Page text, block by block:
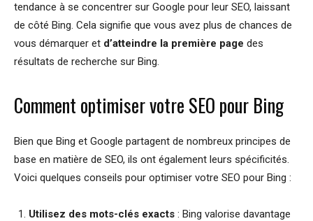
tendance à se concentrer sur Google pour leur SEO, laissant
de côté Bing. Cela signifie que vous avez plus de chances de
vous démarquer et d’atteindre la première page des
résultats de recherche sur Bing.
Comment optimiser votre SEO pour Bing
Bien que Bing et Google partagent de nombreux principes de
base en matière de SEO, ils ont également leurs spécificités.
Voici quelques conseils pour optimiser votre SEO pour Bing :
Utilisez des mots-clés exacts : Bing valorise davantage